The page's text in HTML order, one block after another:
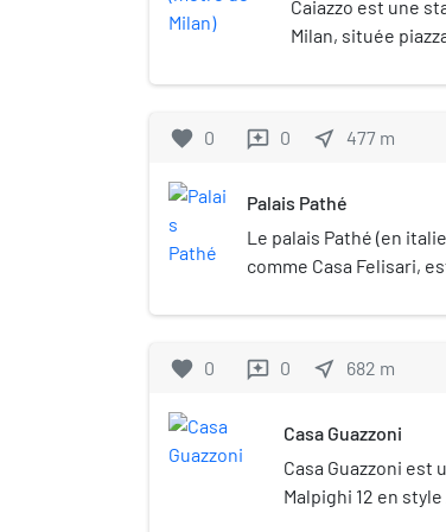
Caiazzo est une
Milan, située
favorite 0 reviews 0 near_me 477 m
Palais Pathé
Le palais Pathé (en
comme Casa Felisari,
favorite 0 reviews 0 near_me 682 m
Casa Guazzoni
Casa Guazzoni est
Malpighi 12 en